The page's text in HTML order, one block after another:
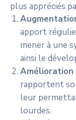
plus appréciés
apport
mener à une
ainsi le
Amélioration
rapportent
leur
lourdes.